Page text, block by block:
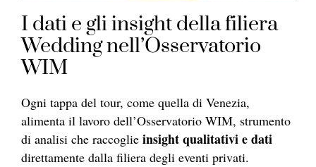
I dati e gli insight della filiera
Wedding nell’Osservatorio
WIM
Ogni tappa del tour, come quella di Venezia,
alimenta il lavoro dell’Osservatorio WIM, strumento
di analisi che raccoglie insight qualitativi e dati
direttamente dalla filiera degli eventi privati.